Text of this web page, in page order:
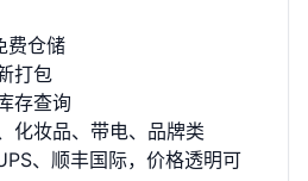
费仓储
打包
存查询
化妆品、带电、品牌类
、顺丰国际，价格透明可